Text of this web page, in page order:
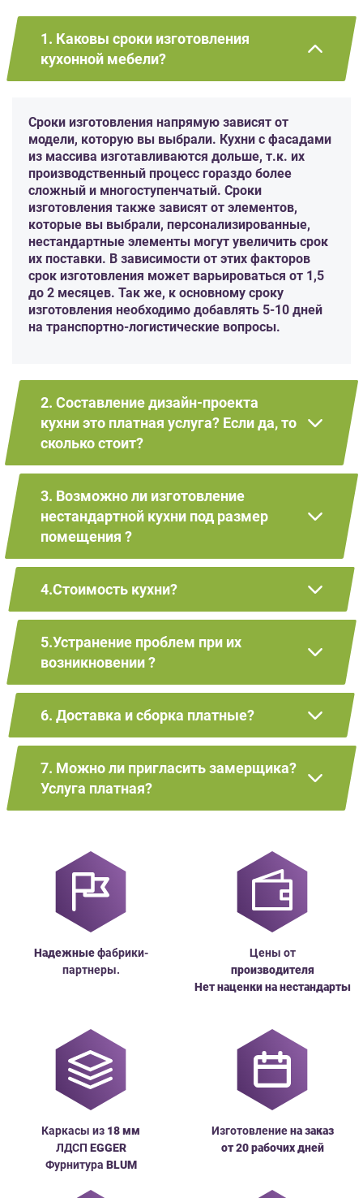
1. Каковы сроки изготовления
кухонной мебели?
Сроки изготовления напрямую зависят от
модели, которую вы выбрали. Кухни с фасадами
из массива изготавливаются дольше, т.к. их
производственный процесс гораздо более
сложный и многоступенчатый. Сроки
изготовления также зависят от элементов,
которые вы выбрали, персонализированные,
нестандартные элементы могут увеличить срок
их поставки. В зависимости от этих факторов
срок изготовления может варьироваться от 1,5
до 2 месяцев. Так же, к основному сроку
изготовления необходимо добавлять 5-10 дней
на транспортно-логистические вопросы.
2. Составление дизайн-проекта
кухни это платная услуга? Если да, то
сколько стоит?
3. Возможно ли изготовление
нестандартной кухни под размер
помещения ?
4.Стоимость кухни?
5.Устранение проблем при их
возникновении ?
6. Доставка и сборка платные?
7. Можно ли пригласить замерщика?
Услуга платная?
Надежныефабрики-
партнеры.
Цены от
производителя
Нет наценки на нестандарты
Каркасы из 18мм
ЛДСП EGGER
Фурнитура BLUM
Изготовлениена заказ
от 20 рабочих дней